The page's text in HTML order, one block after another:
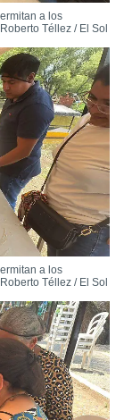
a los
Téllez / El Sol
a los
Téllez / El Sol